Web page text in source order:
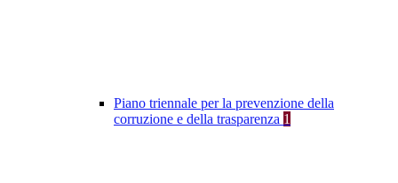
Piano triennale per la prevenzione della
corruzione e della trasparenza 1